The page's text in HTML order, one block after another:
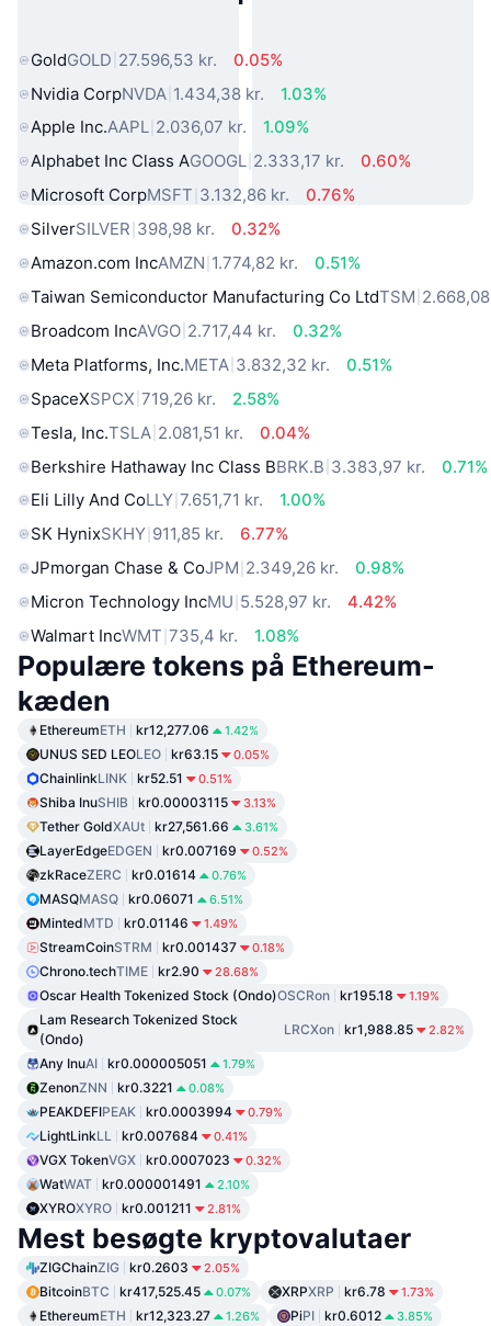
GoldGOLD 27.596,53 kr.
0.05%
Nvidia CorpNVDA 1.434,38 kr.
1.03%
Apple Inc.AAPL 2.036,07 kr.
1.09%
Alphabet Inc Class AGOOGL 2.333,17 kr.
0.60%
Microsoft CorpMSFT 3.132,86 kr.
0.76%
SilverSILVER 398,98 kr.
0.32%
Amazon.com IncAMZN 1.774,82 kr.
0.51%
Taiwan Semiconductor Manufacturing Co LtdTSM
Broadcom IncAVGO 2.717,44 kr.
0.32%
Meta Platforms, Inc.META 3.832,32 kr.
0.51%
SpaceXSPCX 719,26 kr.
2.58%
Tesla, Inc.TSLA 2.081,51 kr.
0.04%
Berkshire Hathaway Inc Class BBRK.B 3.383,97 kr.
0.71%
Eli Lilly And CoLLY 7.651,71 kr.
1.00%
SK HynixSKHY 911,85 kr.
6.77%
JPmorgan Chase & CoJPM 2.349,26 kr.
0.98%
Micron Technology IncMU 5.528,97 kr.
4.42%
Walmart IncWMT 735,4 kr. 1.08%
Populære tokens på Ethereum-
kæden
EthereumETH kr12,277.06 1.42%
UNUS SED LEOLEO kr63.15 0.05%
ChainlinkLINK kr52.51 0.51%
Shiba InuSHIB kr0.00003115 3.13%
Tether GoldXAUt kr27,561.66 3.61%
LayerEdgeEDGEN kr0.007169 0.52%
zkRaceZERC kr0.01614 0.76%
MASQMASQ kr0.06071 6.51%
MintedMTD kr0.01146 1.49%
StreamCoinSTRM kr0.001437 0.18%
Chrono.techTIME kr2.90 28.68%
Oscar Health Tokenized Stock (Ondo)OSCRon kr195.18 1.19%
Lam Research Tokenized Stock
(Ondo)
LRCXon kr1,988.85 2.82%
Any InuAI kr0.000005051 1.79%
ZenonZNN kr0.3221 0.08%
PEAKDEFIPEAK kr0.0003994 0.79%
LightLinkLL kr0.007684 0.41%
VGX TokenVGX kr0.0007023 0.32%
WatWAT kr0.000001491 2.10%
XYROXYRO kr0.001211 2.81%
Mest besøgte kryptovalutaer
ZIGChainZIG kr0.2603 2.05%
BitcoinBTC kr417,525.45 0.07% XRPXRP kr6.78 1.73%
EthereumETH kr12,323.27 1.26% PiPI kr0.6012 3.85%